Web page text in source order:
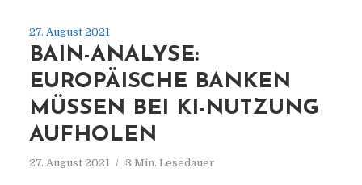
27. August 2021
BAIN-ANALYSE:
EUROPÄISCHE BANKEN
MÜSSEN BEI KI-NUTZUNG
AUFHOLEN
27. August 2021 3 Min. Lesedauer